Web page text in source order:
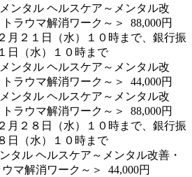
ンタル ヘルスケア～メンタル改
ラウマ解消ワーク～＞ 88,000円
２１日（水）１０時まで、銀行振
（水）１０時まで
ンタル ヘルスケア～メンタル改
ラウマ解消ワーク～＞ 44,000円
ンタル ヘルスケア～メンタル改
ラウマ解消ワーク～＞ 88,000円
２８日（水）１０時まで、銀行振
（水）１０時まで
タル ヘルスケア～メンタル改善・
マ解消ワーク～＞ 44,000円